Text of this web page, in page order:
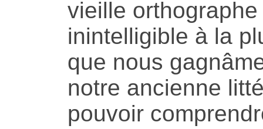
vieille
inintelligible à la
que nous
notre ancienne
pouvoir